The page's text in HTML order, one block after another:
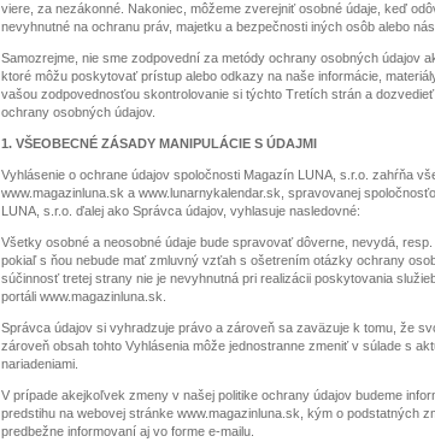
viere, za nezákonné. Nakoniec, môžeme zverejniť osobné údaje, keď
nevyhnutné na ochranu práv, majetku a bezpečnosti iných osôb alebo nás.
Samozrejme, nie sme zodpovední za metódy ochrany osobných údajov
ktoré môžu poskytovať prístup alebo odkazy na naše informácie,
vašou zodpovednosťou skontrolovanie si týchto Tretích strán a
ochrany osobných údajov.
1. VŠEOBECNÉ ZÁSADY MANIPULÁCIE S ÚDAJMI
Vyhlásenie o ochrane údajov spoločnosti Magazín LUNA, s.r.o. zahŕňa
www.magazinluna.sk a www.lunarnykalendar.sk, spravovanej
LUNA, s.r.o. ďalej ako Správca údajov, vyhlasuje nasledovné:
Všetky osobné a neosobné údaje bude spravovať dôverne, nevydá, resp.
pokiaľ s ňou nebude mať zmluvný vzťah s ošetrením otázky ochrany
súčinnosť tretej strany nie je nevyhnutná pri realizácii poskytovania
portáli www.magazinluna.sk.
Správca údajov si vyhradzuje právo a zároveň sa zaväzuje k tomu, že
zároveň obsah tohto Vyhlásenia môže jednostranne zmeniť v súlade s
nariadeniami.
V prípade akejkoľvek zmeny v našej politike ochrany údajov budeme
predstihu na webovej stránke www.magazinluna.sk, kým o podstatných
predbežne informovaní aj vo forme e-mailu.